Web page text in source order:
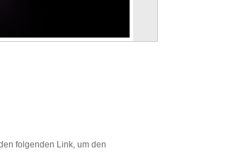
folgenden Link, um den